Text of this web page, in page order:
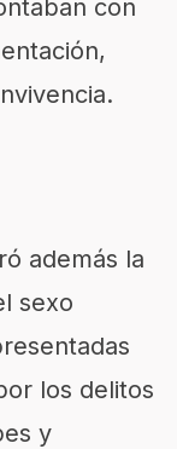
con
además la
sexo
los delitos
y